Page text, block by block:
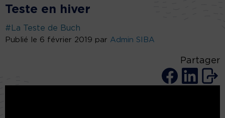
Teste en hiver
#La Teste de Buch
Publié le 6 février 2019 par Admin SIBA
Partager